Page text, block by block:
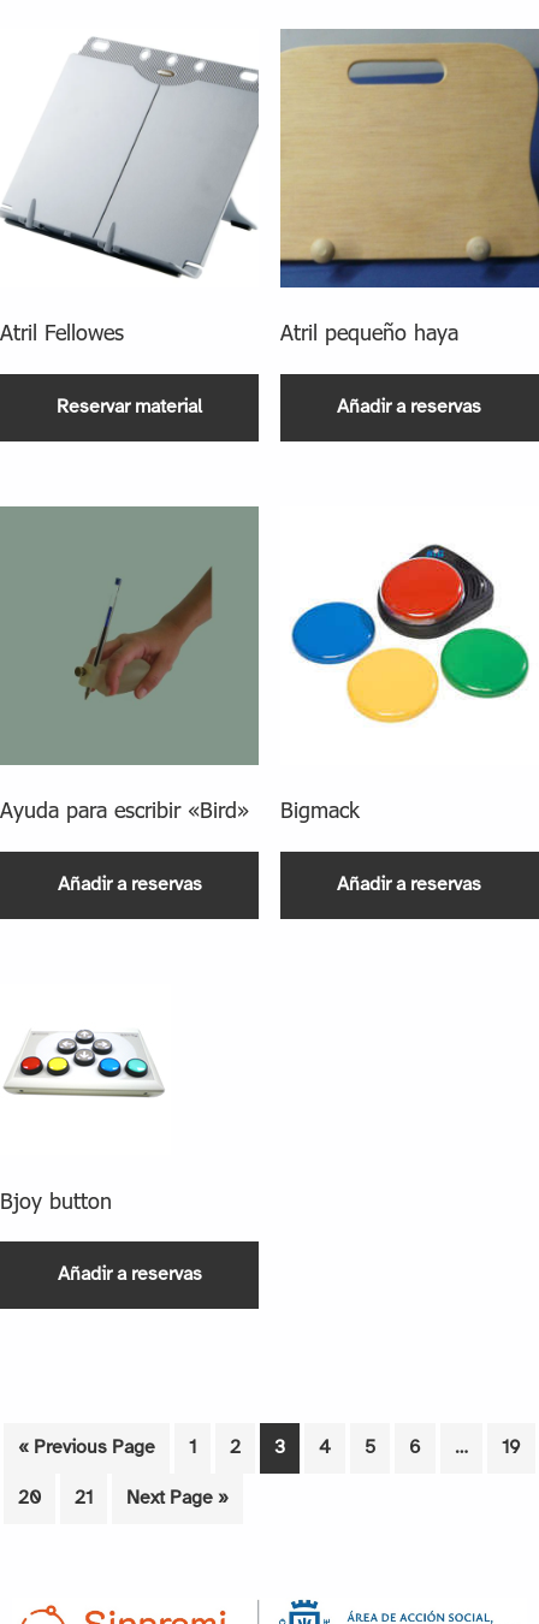
Atril Fellowes
Reservar material
Atril pequeño haya
Añadir a reservas
Ayuda para escribir «Bird»
Añadir a reservas
Bigmack
Añadir a reservas
Bjoy button
Añadir a reservas
« Previous Page 1 2 3 4 5 6 … 19
20 21 Next Page »